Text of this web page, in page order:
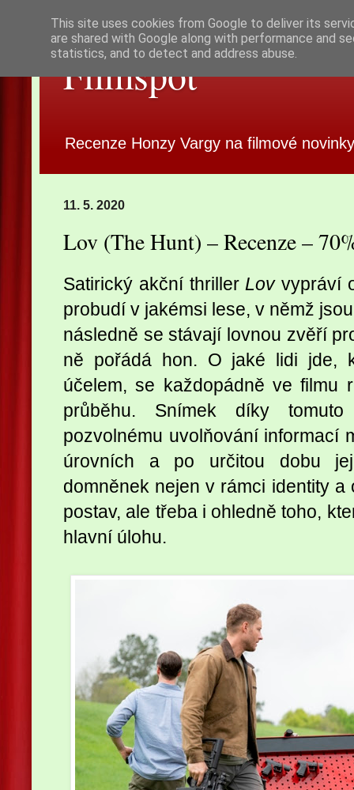
Filmspot
Recenze Honzy Vargy na filmové
11. 5. 2020
Lov (The Hunt) – Recenze –
Satirický akční thriller Lovvypráví
probudí v jakémsi lese, v němž
následně se stávají lovnou zvěří
ně pořádá hon. O jaké lidi jde,
účelem, se každopádně ve filmu
průběhu. Snímek díky
pozvolnému uvolňování informací
úrovních a po určitou dobu
domněnek nejen v rámci identity
postav, ale třeba i ohledně toho,
hlavní úlohu.
This site uses cookies from Google to deliver its
are shared with Google along with performance and
statistics, and to detect and address abuse.